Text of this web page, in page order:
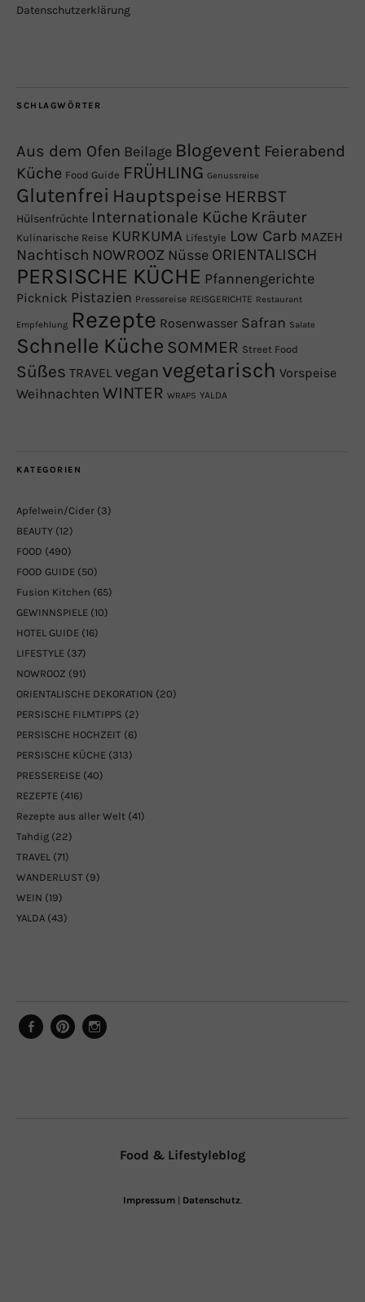
Datenschutzerklärung
SCHLAGWÖRTER
Aus dem Ofen Beilage Blogevent Feierabend
Küche Food Guide FRÜHLING Genussreise
Glutenfrei Hauptspeise HERBST
Hülsenfrüchte Internationale Küche Kräuter
Kulinarische Reise KURKUMA Lifestyle Low Carb MAZEH
Nachtisch NOWROOZ Nüsse ORIENTALISCH
PERSISCHE KÜCHE Pfannengerichte
Picknick Pistazien Pressereise REISGERICHTE Restaurant
Empfehlung Rezepte Rosenwasser Safran Salate
Schnelle Küche SOMMER Street Food
Süßes TRAVEL vegan vegetarisch Vorspeise
Weihnachten WINTER WRAPS YALDA
KATEGORIEN
Apfelwein/Cider (3)
BEAUTY (12)
FOOD (490)
FOOD GUIDE (50)
Fusion Kitchen (65)
GEWINNSPIELE (10)
HOTEL GUIDE (16)
LIFESTYLE (37)
NOWROOZ (91)
ORIENTALISCHE DEKORATION (20)
PERSISCHE FILMTIPPS (2)
PERSISCHE HOCHZEIT (6)
PERSISCHE KÜCHE (313)
PRESSEREISE (40)
REZEPTE (416)
Rezepte aus aller Welt (41)
Tahdig (22)
TRAVEL (71)
WANDERLUST (9)
WEIN (19)
YALDA (43)
Food & Lifestyleblog
Impressum | Datenschutz